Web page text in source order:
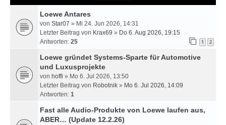
Loewe Antares
von Star07 » Mi 24. Jun 2026, 14:31
Letzter Beitrag von Krax69 » Do 6. Aug 2026, 19:15
Antworten: 25 1 2
Loewe gründet Systems-Sparte für Automotive
und Luxusprojekte
von hoffi » Mo 6. Jul 2026, 13:50
Letzter Beitrag von Robotnik » Mo 6. Jul 2026, 14:09
Antworten: 1
Fast alle Audio-Produkte von Loewe laufen aus,
ABER… (Update 12.2.26)